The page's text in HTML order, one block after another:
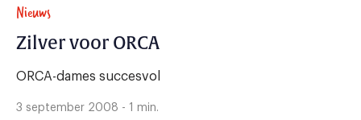
Nieuws
Zilver voor ORCA
ORCA-dames succesvol
3 september 2008 - 1 min.